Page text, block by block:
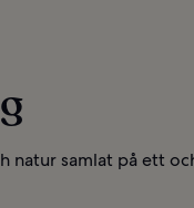
natur samlat på ett